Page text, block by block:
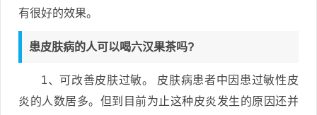
有很好的效果。
患皮肤病的人可以喝六汉果茶吗?
1、可改善皮肤过敏。 皮肤病患者中因患过敏性皮
炎的人数居多。但到目前为止这种皮炎发生的原因还并